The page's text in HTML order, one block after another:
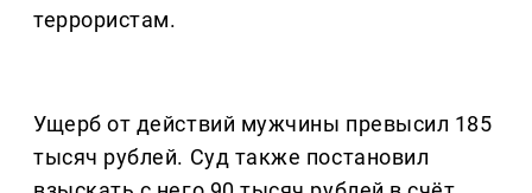
террористам.
Ущерб от действий мужчины превысил 185
тысяч рублей. Суд также постановил